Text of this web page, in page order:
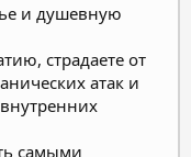
и душевную
страдаете от
атак и
самыми